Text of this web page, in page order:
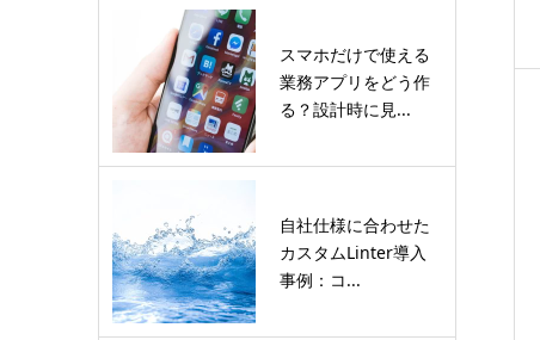
スマホだけで使える
業務アプリをどう作
る？設計時に見...
自社仕様に合わせた
カスタムLinter導入
事例：コ...